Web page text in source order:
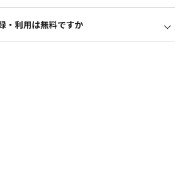
せません。
携することにより、ひとつのID・パスワ
るようになる便利なサービスです。
時のID（メールアドレス）・パスワード
ジ中ごろ「占いサービス一覧」部分「も
・利用は無料ですか